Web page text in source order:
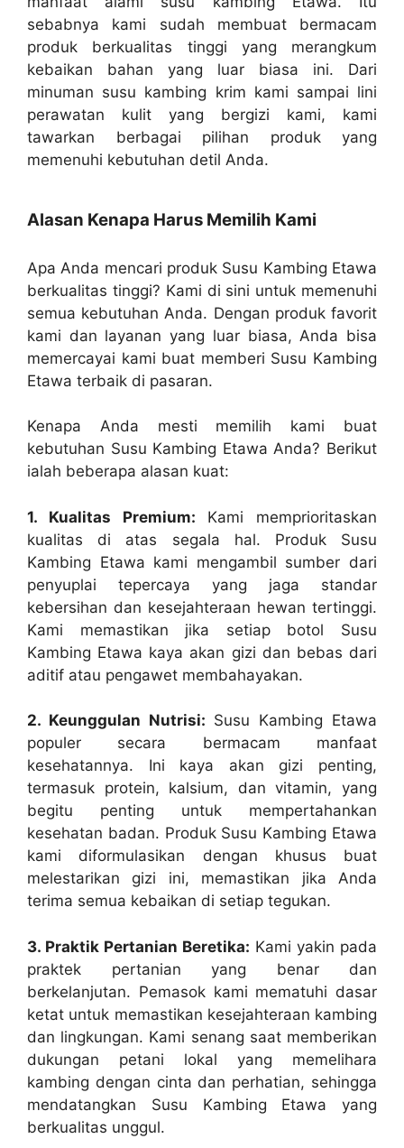
sebabnya kami sudah membuat bermacam
produk berkualitas tinggi yang merangkum
kebaikan bahan yang luar biasa ini. Dari
minuman susu kambing krim kami sampai lini
perawatan kulit yang bergizi kami, kami
tawarkan berbagai pilihan produk yang
memenuhi kebutuhan detil Anda.
Alasan Kenapa Harus Memilih Kami
Apa Anda mencari produk Susu Kambing Etawa
berkualitas tinggi? Kami di sini untuk memenuhi
semua kebutuhan Anda. Dengan produk favorit
kami dan layanan yang luar biasa, Anda bisa
memercayai kami buat memberi Susu Kambing
Etawa terbaik di pasaran.
Kenapa Anda mesti memilih kami buat
kebutuhan Susu Kambing Etawa Anda? Berikut
ialah beberapa alasan kuat:
1. Kualitas Premium: Kami memprioritaskan
kualitas di atas segala hal. Produk Susu
Kambing Etawa kami mengambil sumber dari
penyuplai tepercaya yang jaga standar
kebersihan dan kesejahteraan hewan tertinggi.
Kami memastikan jika setiap botol Susu
Kambing Etawa kaya akan gizi dan bebas dari
aditif atau pengawet membahayakan.
2. Keunggulan Nutrisi: Susu Kambing Etawa
populer secara bermacam manfaat
kesehatannya. Ini kaya akan gizi penting,
termasuk protein, kalsium, dan vitamin, yang
begitu penting untuk mempertahankan
kesehatan badan. Produk Susu Kambing Etawa
kami diformulasikan dengan khusus buat
melestarikan gizi ini, memastikan jika Anda
terima semua kebaikan di setiap tegukan.
3. Praktik Pertanian Beretika: Kami yakin pada
praktek pertanian yang benar dan
berkelanjutan. Pemasok kami mematuhi dasar
ketat untuk memastikan kesejahteraan kambing
dan lingkungan. Kami senang saat memberikan
dukungan petani lokal yang memelihara
kambing dengan cinta dan perhatian, sehingga
mendatangkan Susu Kambing Etawa yang
berkualitas unggul.